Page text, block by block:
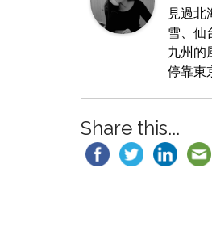
見過北
雪、仙
九州的
停靠東
Share this...